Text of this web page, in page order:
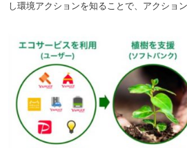
し環境アクションを知ることで、アクショ